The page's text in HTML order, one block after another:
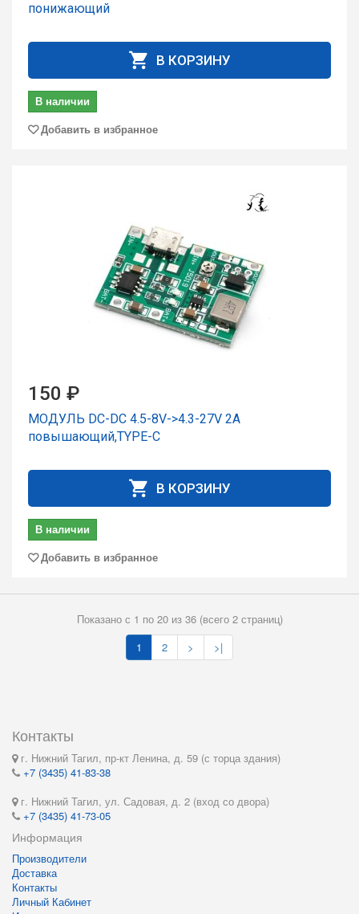
понижающий
В КОРЗИНУ
В наличии
Добавить в избранное
150 ₽
МОДУЛЬ DC-DC 4.5-8V->4.3-27V 2A
повышающий,TYPE-C
В КОРЗИНУ
В наличии
Добавить в избранное
Показано с 1 по 20 из 36 (всего 2 страниц)
1
2 > >|
Контакты
г. Нижний Тагил, пр-кт Ленина, д. 59 (с торца здания)
+7 (3435) 41-83-38
г. Нижний Тагил, ул. Садовая, д. 2 (вход со двора)
+7 (3435) 41-73-05
Информация
Производители
Доставка
Контакты
Личный Кабинет